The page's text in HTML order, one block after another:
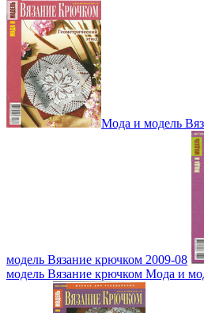
Мода и модель
модель Вязание крючком 2009-08
модель Вязание крючком Мода и